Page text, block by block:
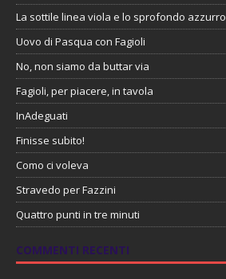
La sottile linea viola e lo sprofondo azzurro
Uovo di Pasqua con Fagioli
No, non siamo da buttar via
Fagioli, per piacere, in tavola
InAdeguati
Finisse subito!
Como ci voleva
Stravedo per Fazzini
Quattro punti in tre minuti
COMMENTI RECENTI